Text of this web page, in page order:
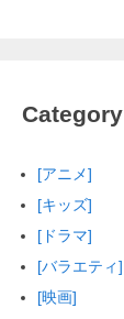
Category
[アニメ]
[キッズ]
[ドラマ]
[バラエティ]
[映画]